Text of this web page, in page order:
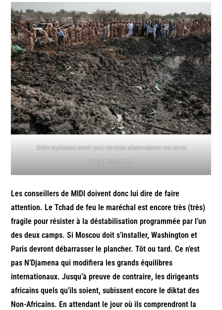
Cette explosion serait pour certains observateurs une sorte
d’avertissement.
Les conseillers de MIDI doivent donc lui dire de faire
attention. Le Tchad de feu le maréchal est encore très (très)
fragile pour résister à la déstabilisation programmée par l’un
des deux camps. Si Moscou doit s’installer, Washington et
Paris devront débarrasser le plancher. Tôt ou tard. Ce n’est
pas N’Djamena qui modifiera les grands équilibres
internationaux. Jusqu’à preuve de contraire, les dirigeants
africains quels qu’ils soient, subissent encore le diktat des
Non-Africains. En attendant le jour où ils comprendront la